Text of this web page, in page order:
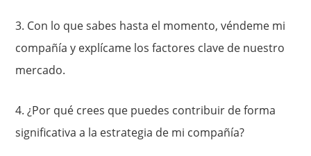
3. Con lo que sabes hasta el momento, véndeme mi
compañía y explícame los factores clave de nuestro
mercado.
4. ¿Por qué crees que puedes contribuir de forma
significativa a la estrategia de mi compañía?